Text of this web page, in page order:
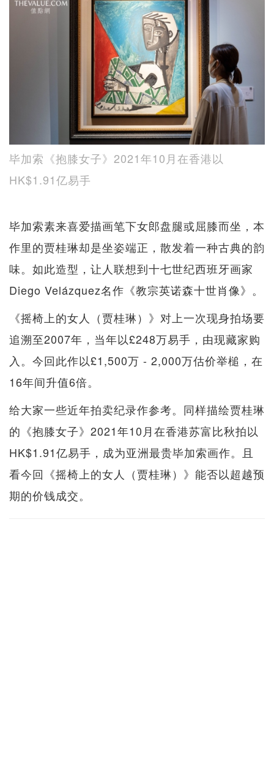
毕加索《抱膝女子》2021年10月在香港以
HK$1.91亿易手
毕加索素来喜爱描画笔下女郎盘腿或屈膝而坐，本
作里的贾桂琳却是坐姿端正，散发着一种古典的韵
味。如此造型，让人联想到十七世纪西班牙画家
Diego Velázquez名作《教宗英诺森十世肖像》。
《摇椅上的女人（贾桂琳）》对上一次现身拍场要
追溯至2007年，当年以£248万易手，由现藏家购
入。今回此作以£1,500万 - 2,000万估价举槌，在
16年间升值6倍。
给大家一些近年拍卖纪录作参考。同样描绘贾桂琳
的《抱膝女子》2021年10月在香港苏富比秋拍以
HK$1.91亿易手，成为亚洲最贵毕加索画作。且
看今回《摇椅上的女人（贾桂琳）》能否以超越预
期的价钱成交。